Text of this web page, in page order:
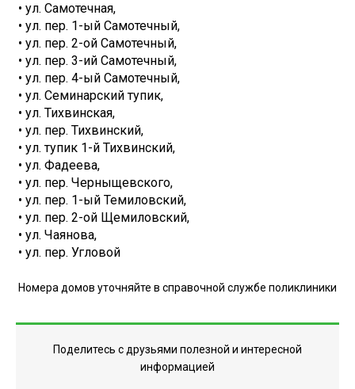
• ул. Самотечная,
• ул. пер. 1-ый Самотечный,
• ул. пер. 2-ой Самотечный,
• ул. пер. 3-ий Самотечный,
• ул. пер. 4-ый Самотечный,
• ул. Семинарский тупик,
• ул. Тихвинская,
• ул. пер. Тихвинский,
• ул. тупик 1-й Тихвинский,
• ул. Фадеева,
• ул. пер. Черныщевского,
• ул. пер. 1-ый Темиловский,
• ул. пер. 2-ой Щемиловский,
• ул. Чаянова,
• ул. пер. Угловой
Номера домов уточняйте в справочной службе поликлиники
Поделитесь с друзьями полезной и интересной
информацией